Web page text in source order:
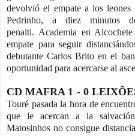
devolvió el empate a los
Pedrinho, a diez minutos
penalti. Academia en
empate para seguir
debutante Carlos Brito en el
oportunidad para acercarse al
CD MAFRA 1 - 0
Touré pasada la hora de
que le acercan a la
Matosinhos no consigue